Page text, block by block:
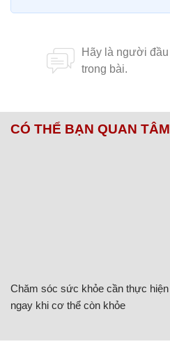
CÓ THỂ BẠN QUAN TÂM
Chăm sóc sức khỏe cần thực hiện
ngay khi cơ thể còn khỏe